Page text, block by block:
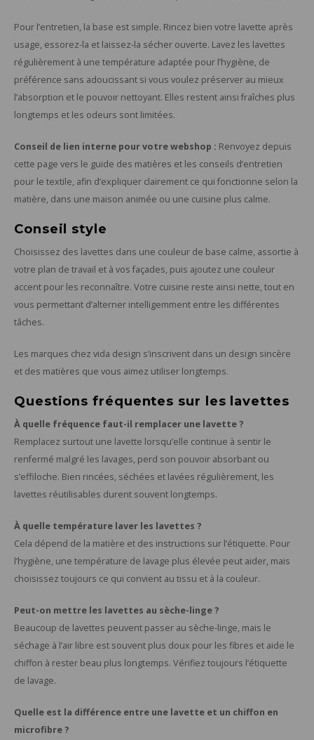
Pour l’entretien, la base est simple. Rincez bien votre lavette après
usage, essorez-la et laissez-la sécher ouverte. Lavez les lavettes
régulièrement à une température adaptée pour l’hygiène, de
préférence sans adoucissant si vous voulez préserver au mieux
l’absorption et le pouvoir nettoyant. Elles restent ainsi fraîches plus
longtemps et les odeurs sont limitées.
Conseil de lien interne pour votre webshop : Renvoyez depuis
cette page vers le guide des matières et les conseils d’entretien
pour le textile, afin d’expliquer clairement ce qui fonctionne selon la
matière, dans une maison animée ou une cuisine plus calme.
Conseil style
Choisissez des lavettes dans une couleur de base calme, assortie à
votre plan de travail et à vos façades, puis ajoutez une couleur
accent pour les reconnaître. Votre cuisine reste ainsi nette, tout en
vous permettant d’alterner intelligemment entre les différentes
tâches.
Les marques chez vida design s’inscrivent dans un design sincère
et des matières que vous aimez utiliser longtemps.
Questions fréquentes sur les lavettes
À quelle fréquence faut-il remplacer une lavette ?
Remplacez surtout une lavette lorsqu’elle continue à sentir le
renfermé malgré les lavages, perd son pouvoir absorbant ou
s’effiloche. Bien rincées, séchées et lavées régulièrement, les
lavettes réutilisables durent souvent longtemps.
À quelle température laver les lavettes ?
Cela dépend de la matière et des instructions sur l’étiquette. Pour
l’hygiène, une température de lavage plus élevée peut aider, mais
choisissez toujours ce qui convient au tissu et à la couleur.
Peut-on mettre les lavettes au sèche-linge ?
Beaucoup de lavettes peuvent passer au sèche-linge, mais le
séchage à l’air libre est souvent plus doux pour les fibres et aide le
chiffon à rester beau plus longtemps. Vérifiez toujours l’étiquette
de lavage.
Quelle est la différence entre une lavette et un chiffon en
microfibre ?